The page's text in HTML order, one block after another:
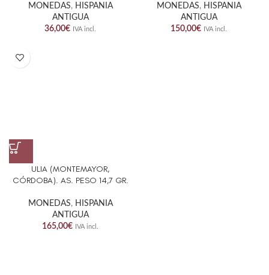
MONEDAS, HISPANIA
ANTIGUA
36,00€ IVA incl.
MONEDAS, HISPANIA
ANTIGUA
150,00€ IVA incl.
ULIA (MONTEMAYOR,
CÓRDOBA). AS. PESO 14,7 GR.
MONEDAS, HISPANIA
ANTIGUA
165,00€ IVA incl.